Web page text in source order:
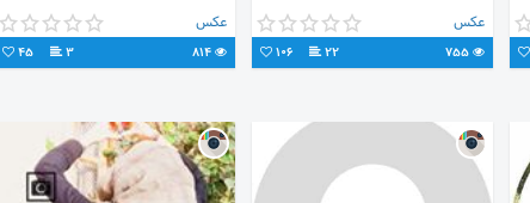
عکس
755
22
106
عکس
814
3
45